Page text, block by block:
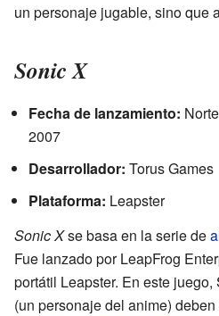
un personaje jugable, sino que
Sonic X
Fecha de lanzamiento:
2007
Desarrollador: Torus Games
Plataforma: Leapster
Sonic Xse basa en la serie de
Fue lanzado por LeapFrog
portátil Leapster. En este
(un personaje del anime)